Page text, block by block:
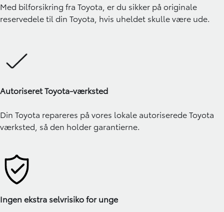
Med bilforsikring fra Toyota, er du sikker på originale
reservedele til din Toyota, hvis uheldet skulle være ude.
Autoriseret Toyota-værksted
Din Toyota repareres på vores lokale autoriserede Toyota
værksted, så den holder garantierne.
Ingen ekstra selvrisiko for unge